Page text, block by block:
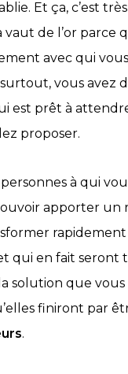
Et ça, c’est
vaut de l’or parce
avec qui
vous avez
est prêt à
proposer.
à qui
apporter un
qui en fait seront
solution que
finiront par
.